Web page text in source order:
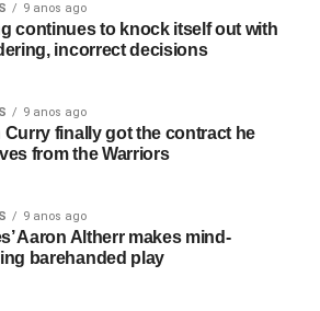
9 anos ago
continues to knock itself out with
incorrect decisions
9 anos ago
Curry finally got the contract he
from the Warriors
9 anos ago
Aaron Altherr makes mind-
barehanded play